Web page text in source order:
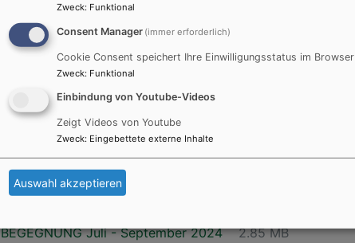
BEGEGNUNG März - Mai 2025 6 MB
BEGEGNUNG Dezember 2024 - Februar 2025
BEGEGNUNG Oktober - November 2024
BEGEGNUNG Juli - September 2024 2.85 MB
Zweck: Funktional
Consent Manager (immer erforderlich)
Cookie Consent speichert Ihre Einwilligungsstatus im Browser
Zweck: Funktional
Einbindung von Youtube-Videos
Zeigt Videos von Youtube
Zweck: Eingebettete externe Inhalte
Auswahl akzeptieren